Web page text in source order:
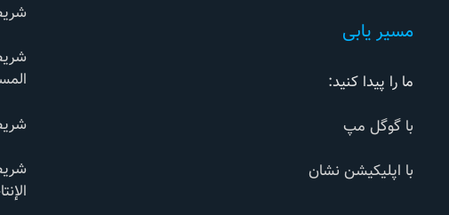
مسیر یابی
ما را پیدا کنید:
با گوگل مپ
با اپلیکیشن نشان